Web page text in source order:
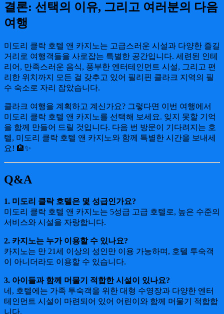
결론: 선택의 이유, 그리고 여러분의 다음
여행
미도리 클락 호텔 앤 카지노는 고급스러운 시설과 다양한 즐길
거리로 여행객들을 사로잡는 특별한 공간입니다. 세련된 인테
리어, 만족스러운 음식, 풍부한 엔터테인먼트 시설, 그리고 편
리한 위치까지 모든 걸 갖추고 있어 필리핀 클라크 지역의 필
수 숙소로 자리 잡았습니다.
클라크 여행을 계획하고 계신가요? 그렇다면 이번 여행에서
미도리 클락 호텔 앤 카지노를 선택해 보세요. 잊지 못할 기억
을 함께 만들어 드릴 것입니다. 다음 번 방문이 기다려지는 호
텔, 미도리 클락 호텔 앤 카지노와 함께 특별한 시간을 보내세
요! 🏨✨
Q&A
1. 미도리 클락 호텔은 몇 성급인가요?
미도리 클락 호텔 앤 카지노는 5성급 고급 호텔로, 높은 수준의
서비스와 시설을 자랑합니다.
2. 카지노는 누가 이용할 수 있나요?
카지노는 만 21세 이상의 성인만 이용 가능하며, 호텔 투숙객
이 아니더라도 이용할 수 있습니다.
3. 아이들과 함께 머물기 적합한 시설이 있나요?
네, 호텔에는 가족 투숙객을 위한 대형 수영장과 다양한 엔터
테인먼트 시설이 마련되어 있어 어린이와 함께 머물기 적합합
니다.